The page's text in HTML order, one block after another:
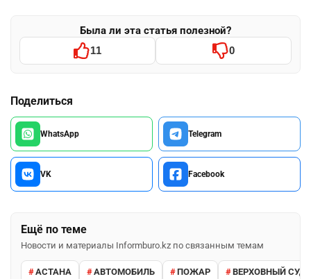
Была ли эта статья полезной?
11 0
Поделиться
WhatsApp Telegram
VK Facebook
Ещё по теме
Новости и материалы Informburo.kz по связанным темам
АСТАНА АВТОМОБИЛЬ ПОЖАР ВЕРХОВНЫЙ СУД